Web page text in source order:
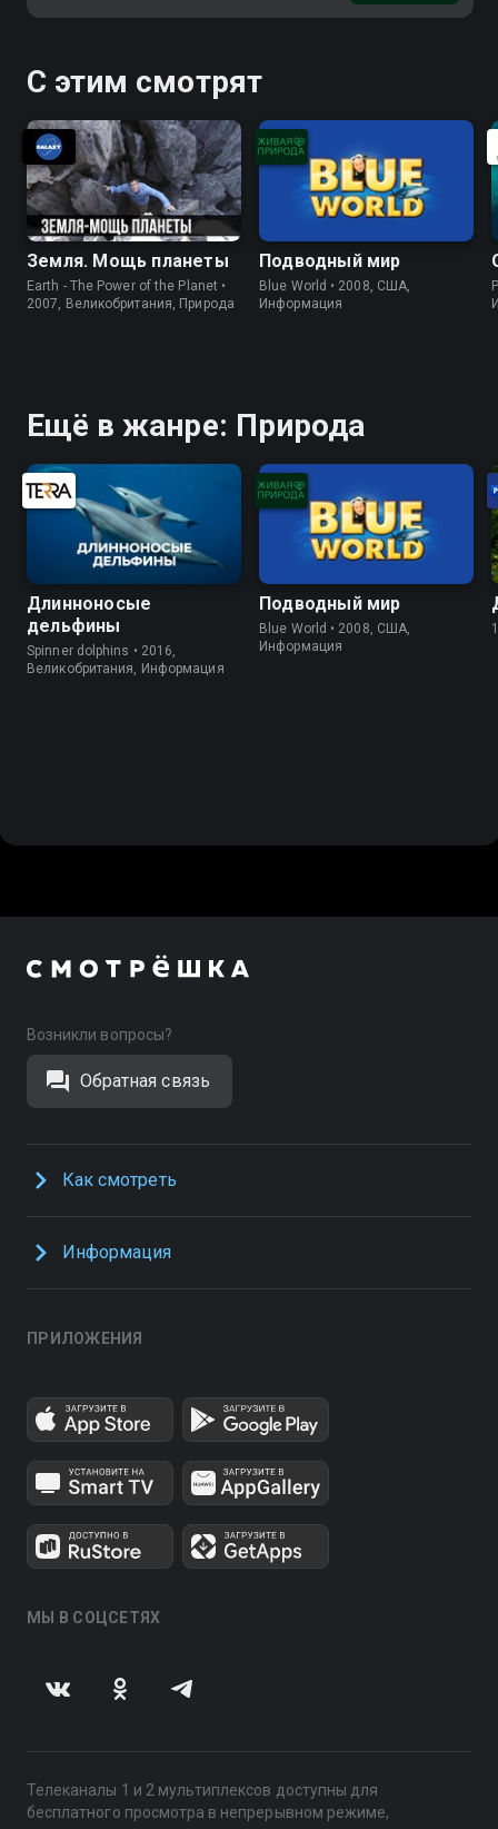
С этим смотрят
Земля. Мощь планеты
Earth - The Power of the Planet •
2007, Великобритания, Природа
Подводный мир
Blue World • 2008, США,
Информация
Ещё в жанре: Природа
Длинноносые
дельфины
Spinner dolphins • 2016,
Великобритания, Информация
Подводный мир
Blue World • 2008, США,
Информация
Возникли вопросы?
Обратная связь
Как смотреть
Информация
ПРИЛОЖЕНИЯ
МЫ В СОЦСЕТЯХ
Телеканалы 1 и 2 мультиплексов доступны для
бесплатного просмотра в непрерывном режиме,